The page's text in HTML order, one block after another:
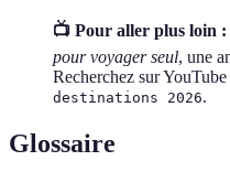
📺 Pour aller plus loin :
pour voyager seul, une
Recherchez sur YouTube
destinations 2026.
Glossaire